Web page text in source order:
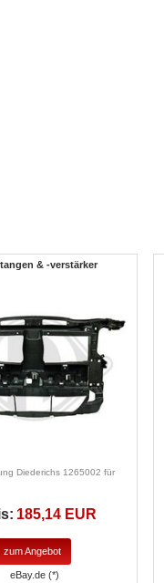
& -verstärker
Diederichs 1265002 für
185,14 EUR
zum Angebot
eBay.de (*)